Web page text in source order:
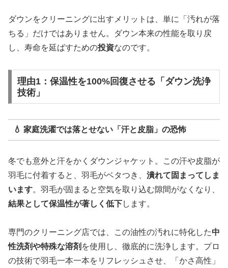
ダウンをクリーニングに出すメリットは、単に「汚れが落
ちる」だけではありません。ダウン本来の性能を取り戻
し、寿命を延ばすための投資なのです。
理由1：保温性を100%回復させる「ダウン洗浄
技術」
💧 家庭洗濯では落とせない「汗と皮脂」の恐怖
冬でも意外と汗をかくダウンジャケット。この汗や皮脂が
羽毛に付着すると、羽毛がベタつき、 潰れて固まってしま
います。羽毛が固まると空気を取り込む隙間がなくなり、
結果として保温性が著しく低下します。
専門のクリーニング店では、この油性の汚れに特化した中
性洗剤や特殊な溶剤 を使用し、徹底的に洗浄します。プロ
の技術で羽毛一本一本をリフレッシュさせ、「かさ高性」